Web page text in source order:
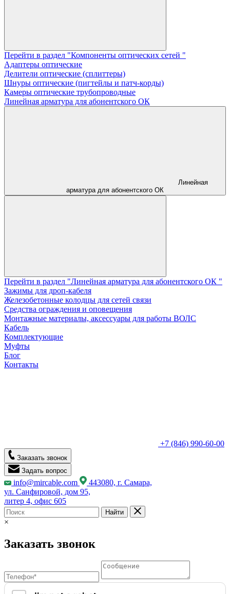
Перейти в раздел "Компоненты оптических сетей "
Адаптеры оптические
Делители оптические (сплиттеры)
Шнуры оптические (пигтейлы и патч-корды)
Камеры оптические трубопроводные
Линейная арматура для абонентского ОК
Линейная
арматура для абонентского ОК
Перейти в раздел "Линейная арматура для абонентского ОК "
Зажимы для дроп-кабеля
Железобетонные колодцы для сетей связи
Средства ограждения и оповещения
Монтажные материалы, аксессуары для работы ВОЛС
Кабель
Комплектующие
Муфты
Блог
Контакты
+7 (846) 990-60-00
Заказать звонок
Задать вопрос
info@mircable.com
443080, г. Самара,
ул. Санфировой, дом 95,
литер 4, офис 605
Найти
×
Заказать звонок